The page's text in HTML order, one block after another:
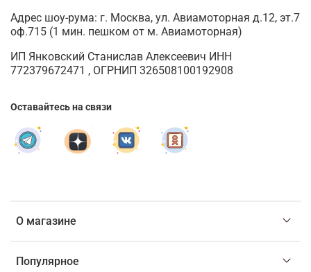
О магазине
Популярное
Адрес шоу-рума: г. Москва, ул. Авиамоторная д.12, эт.7
оф.715 (1 мин. пешком от м. Авиамоторная)
ИП Янковский Станислав Алексеевич ИНН
772379672471 , ОГРНИП 326508100192908
Оставайтесь на связи